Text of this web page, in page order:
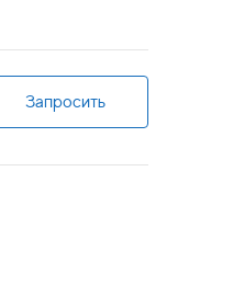
Запросить